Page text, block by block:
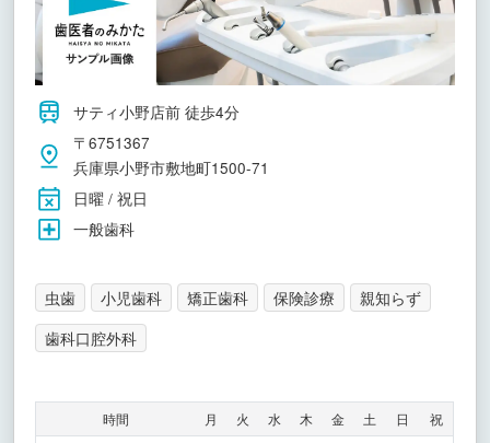
サティ小野店前 徒歩4分
〒6751367
兵庫県小野市敷地町1500-71
日曜 / 祝日
一般歯科
虫歯 小児歯科 矯正歯科 保険診療
親知らず
歯科口腔外科
時間 月 火 水 木 金 土 日 祝